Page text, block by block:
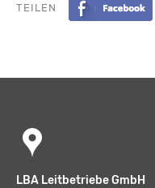
TEILEN
LBA Leitbetriebe GmbH